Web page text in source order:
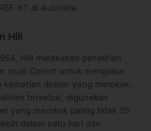
XT di Australia.
Hill
Hill melakukan penelitian
studi Cohort untuk mengukur
kematian dokter yang merokok.
tersebut, digunakan
yang merokok paling tidak 25
dalam satu hari dan